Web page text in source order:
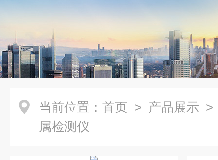
当前位置： 首页 > 产品展示
属检测仪